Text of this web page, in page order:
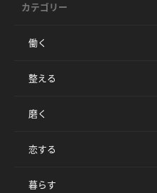
カテゴリー
働く
整える
磨く
恋する
暮らす